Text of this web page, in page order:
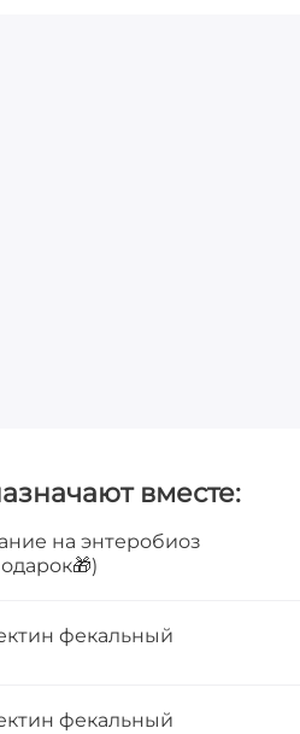
вместе:
на энтеробиоз
фекальный
фекальный